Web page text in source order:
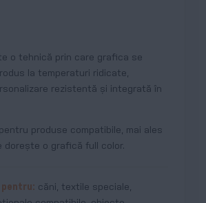
o tehnică prin care grafica se
la temperaturi ridicate,
rezistentă și integrată în
produse compatibile, mai ales
dorește o grafică full color.
pentru: căni, textile speciale,